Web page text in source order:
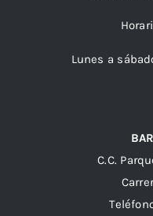
Lunes a
C.C.